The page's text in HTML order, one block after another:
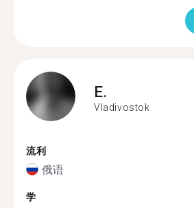
E.
Vladivostok
流利
俄语
学